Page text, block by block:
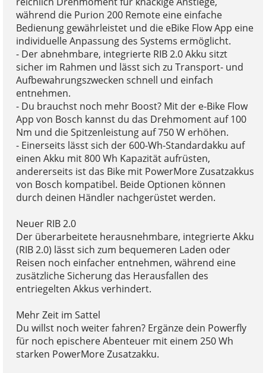
während die Purion 200 Remote eine einfache
Bedienung gewährleistet und die eBike Flow App eine
individuelle Anpassung des Systems ermöglicht.
- Der abnehmbare, integrierte RIB 2.0 Akku sitzt
sicher im Rahmen und lässt sich zu Transport- und
Aufbewahrungszwecken schnell und einfach
entnehmen.
- Du brauchst noch mehr Boost? Mit der e-Bike Flow
App von Bosch kannst du das Drehmoment auf 100
Nm und die Spitzenleistung auf 750 W erhöhen.
- Einerseits lässt sich der 600-Wh-Standardakku auf
einen Akku mit 800 Wh Kapazität aufrüsten,
andererseits ist das Bike mit PowerMore Zusatzakkus
von Bosch kompatibel. Beide Optionen können
durch deinen Händler nachgerüstet werden.
Neuer RIB 2.0
Der überarbeitete herausnehmbare, integrierte Akku
(RIB 2.0) lässt sich zum bequemeren Laden oder
Reisen noch einfacher entnehmen, während eine
zusätzliche Sicherung das Herausfallen des
entriegelten Akkus verhindert.
Mehr Zeit im Sattel
Du willst noch weiter fahren? Ergänze dein Powerfly
für noch epischere Abenteuer mit einem 250 Wh
starken PowerMore Zusatzakku.